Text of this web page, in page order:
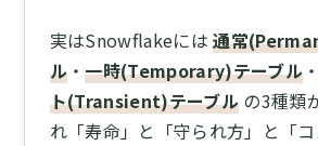
実はSnowflakeには通常
ル ・一時(Temporary)テーブル
ト(Transient)テーブルの3種類
れ「寿命」と「守られ方」と「